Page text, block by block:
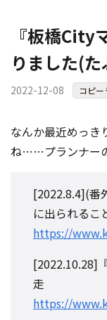
コンテストを主催
公募運営SaaS 「
コンテスト成功の
事務局アウトソー
『板橋City
りました(た
2022-12-08 コピー
なんか最近めっき
ね……プランナー
[2022.8.4](番
に出られるこ
https://
[2022.10.28]
走
https://